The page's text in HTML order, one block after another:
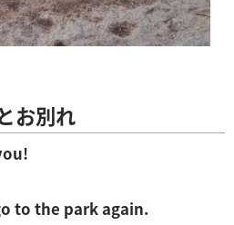
お別れ
to the park again.